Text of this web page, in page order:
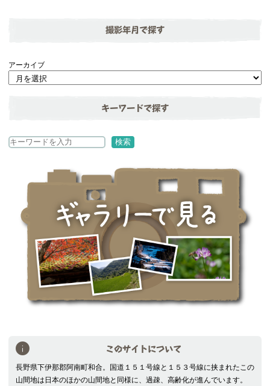
撮影年月で探す
アーカイブ
キーワードで探す
検
検索
このサイトについて
長野県下伊那郡阿南町和合。国道１５１号線と１５３号線に挟まれたこの
山間地は日本のほかの山間地と同様に、過疎、高齢化が進んでいます。